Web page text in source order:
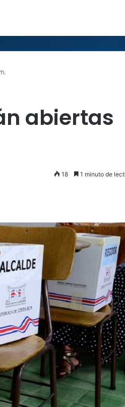
abiertas
18 1 minuto de